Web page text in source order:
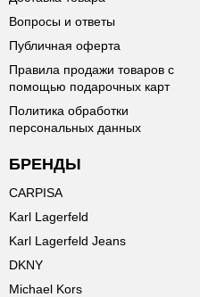
Вопросы и ответы
Публичная оферта
Правила продажи товаров с
помощью подарочных карт
Политика обработки
персональных данных
БРЕНДЫ
CARPISA
Karl Lagerfeld
Karl Lagerfeld Jeans
DKNY
Michael Kors